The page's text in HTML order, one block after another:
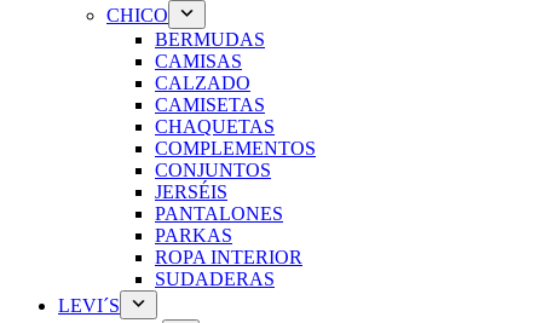
CHICO
BERMUDAS
CAMISAS
CALZADO
CAMISETAS
CHAQUETAS
COMPLEMENTOS
CONJUNTOS
JERSÉIS
PANTALONES
PARKAS
ROPA INTERIOR
SUDADERAS
LEVI´S